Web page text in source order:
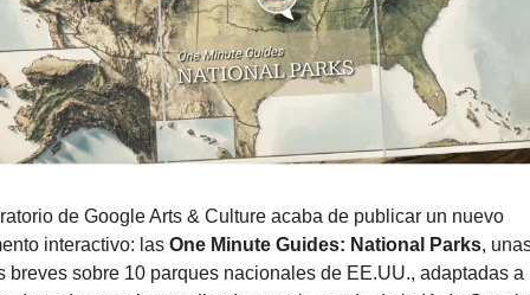
de Google Arts & Culture acaba de publicar un nuevo
interactivo: las One Minute Guides: National Parks,
breves sobre 10 parques nacionales de EE.UU., adaptadas a